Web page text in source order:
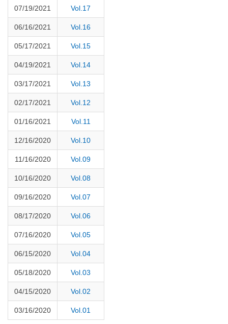
07/19/2021 Vol.17
06/16/2021 Vol.16
05/17/2021 Vol.15
04/19/2021 Vol.14
03/17/2021 Vol.13
02/17/2021 Vol.12
01/16/2021 Vol.11
12/16/2020 Vol.10
11/16/2020 Vol.09
10/16/2020 Vol.08
09/16/2020 Vol.07
08/17/2020 Vol.06
07/16/2020 Vol.05
06/15/2020 Vol.04
05/18/2020 Vol.03
04/15/2020 Vol.02
03/16/2020 Vol.01